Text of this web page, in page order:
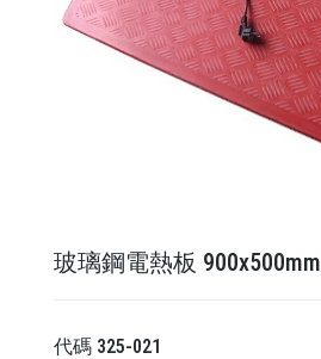
玻璃鋼電熱板 900x500mm
代碼 325-021